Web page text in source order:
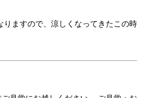
ますので、涼しくなってきたこの時